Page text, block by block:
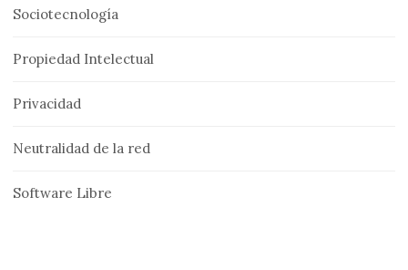
Sociotecnología
Propiedad Intelectual
Privacidad
Neutralidad de la red
Software Libre